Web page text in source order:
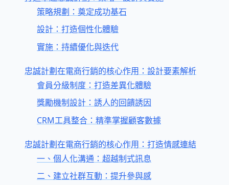
策略規劃：奠定成功基石
設計：打造個性化體驗
實施：持續優化與迭代
忠誠計劃在電商行銷的核心作用：設計要素解析
會員分級制度：打造差異化體驗
獎勵機制設計：誘人的回饋誘因
CRM工具整合：精準掌握顧客數據
忠誠計劃在電商行銷的核心作用：打造情感連結
一、個人化溝通：超越制式訊息
二、建立社群互動：提升參與感